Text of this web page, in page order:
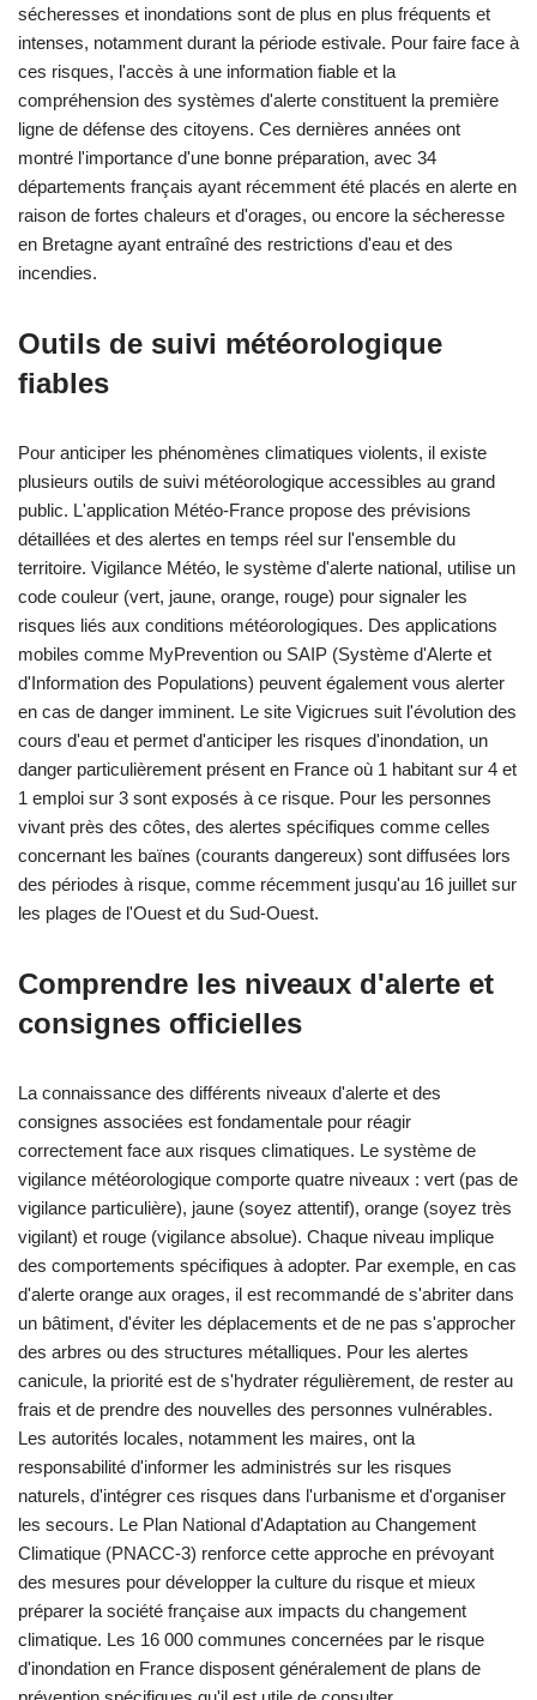
sécheresses et inondations sont de plus en plus fréquents et
intenses, notamment durant la période estivale. Pour faire face à
ces risques, l'accès à une information fiable et la
compréhension des systèmes d'alerte constituent la première
ligne de défense des citoyens. Ces dernières années ont
montré l'importance d'une bonne préparation, avec 34
départements français ayant récemment été placés en alerte en
raison de fortes chaleurs et d'orages, ou encore la sécheresse
en Bretagne ayant entraîné des restrictions d'eau et des
incendies.
Outils de suivi météorologique
fiables
Pour anticiper les phénomènes climatiques violents, il existe
plusieurs outils de suivi météorologique accessibles au grand
public. L'application Météo-France propose des prévisions
détaillées et des alertes en temps réel sur l'ensemble du
territoire. Vigilance Météo, le système d'alerte national, utilise un
code couleur (vert, jaune, orange, rouge) pour signaler les
risques liés aux conditions météorologiques. Des applications
mobiles comme MyPrevention ou SAIP (Système d'Alerte et
d'Information des Populations) peuvent également vous alerter
en cas de danger imminent. Le site Vigicrues suit l'évolution des
cours d'eau et permet d'anticiper les risques d'inondation, un
danger particulièrement présent en France où 1 habitant sur 4 et
1 emploi sur 3 sont exposés à ce risque. Pour les personnes
vivant près des côtes, des alertes spécifiques comme celles
concernant les baïnes (courants dangereux) sont diffusées lors
des périodes à risque, comme récemment jusqu'au 16 juillet sur
les plages de l'Ouest et du Sud-Ouest.
Comprendre les niveaux d'alerte et
consignes officielles
La connaissance des différents niveaux d'alerte et des
consignes associées est fondamentale pour réagir
correctement face aux risques climatiques. Le système de
vigilance météorologique comporte quatre niveaux : vert (pas de
vigilance particulière), jaune (soyez attentif), orange (soyez très
vigilant) et rouge (vigilance absolue). Chaque niveau implique
des comportements spécifiques à adopter. Par exemple, en cas
d'alerte orange aux orages, il est recommandé de s'abriter dans
un bâtiment, d'éviter les déplacements et de ne pas s'approcher
des arbres ou des structures métalliques. Pour les alertes
canicule, la priorité est de s'hydrater régulièrement, de rester au
frais et de prendre des nouvelles des personnes vulnérables.
Les autorités locales, notamment les maires, ont la
responsabilité d'informer les administrés sur les risques
naturels, d'intégrer ces risques dans l'urbanisme et d'organiser
les secours. Le Plan National d'Adaptation au Changement
Climatique (PNACC-3) renforce cette approche en prévoyant
des mesures pour développer la culture du risque et mieux
préparer la société française aux impacts du changement
climatique. Les 16 000 communes concernées par le risque
d'inondation en France disposent généralement de plans de